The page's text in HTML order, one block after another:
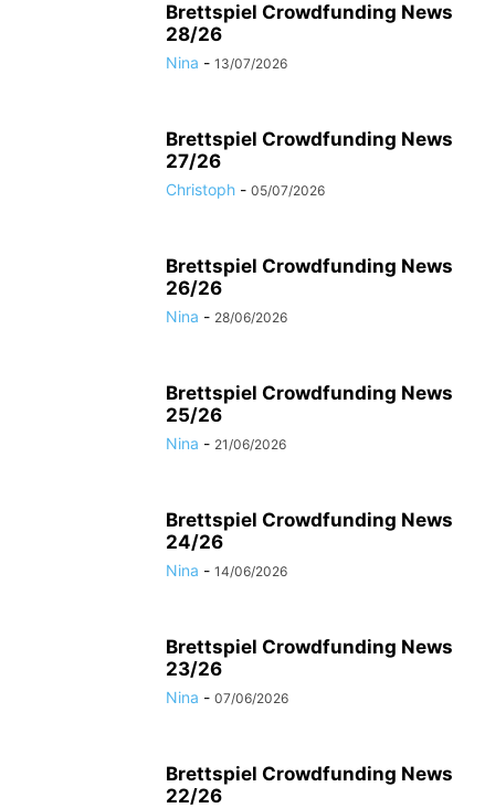
Brettspiel Crowdfunding News
28/26
Nina - 13/07/2026
Brettspiel Crowdfunding News
27/26
Christoph - 05/07/2026
Brettspiel Crowdfunding News
26/26
Nina - 28/06/2026
Brettspiel Crowdfunding News
25/26
Nina - 21/06/2026
Brettspiel Crowdfunding News
24/26
Nina - 14/06/2026
Brettspiel Crowdfunding News
23/26
Nina - 07/06/2026
Brettspiel Crowdfunding News
22/26